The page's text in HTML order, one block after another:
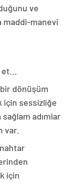
ve
maddi-manevi
et…
dönüşüm
için sessizliğe
adımlar
var.
için